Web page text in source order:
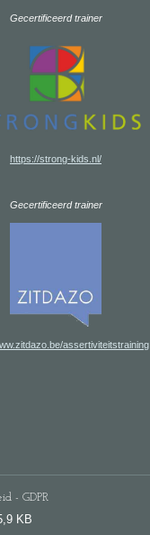
Gecertificeerd trainer
https://strong-kids.nl/
Gecertificeerd trainer
assertiviteitstraining
- GDPR
KB